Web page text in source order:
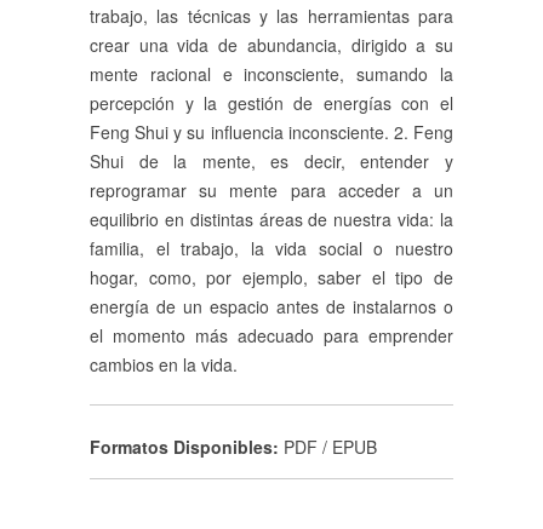
trabajo, las técnicas y las herramientas para
crear una vida de abundancia, dirigido a su
mente racional e inconsciente, sumando la
percepción y la gestión de energías con el
Feng Shui y su influencia inconsciente. 2. Feng
Shui de la mente, es decir, entender y
reprogramar su mente para acceder a un
equilibrio en distintas áreas de nuestra vida: la
familia, el trabajo, la vida social o nuestro
hogar, como, por ejemplo, saber el tipo de
energía de un espacio antes de instalarnos o
el momento más adecuado para emprender
cambios en la vida.
Formatos Disponibles: PDF / EPUB